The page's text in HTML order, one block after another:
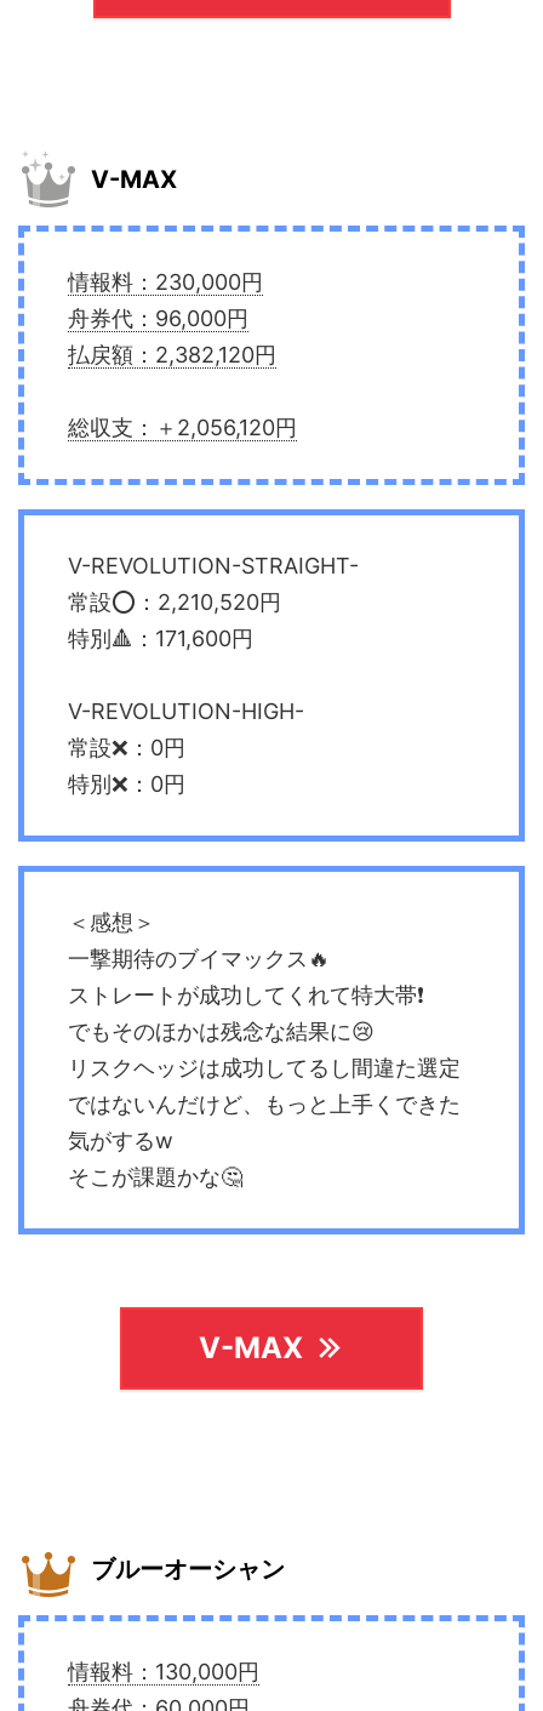
V-MAX
情報料：230,000円
舟券代：96,000円
払戻額：2,382,120円
総収支：＋2,056,120円
V-REVOLUTION-STRAIGHT-
常設⭕️：2,210,520円
特別🔺：171,600円
V-REVOLUTION-HIGH-
常設❌：0円
特別❌：0円
＜感想＞
一撃期待のブイマックス🔥
ストレートが成功してくれて特大帯❗️
でもそのほかは残念な結果に😢
リスクヘッジは成功してるし間違た選定
ではないんだけど、もっと上手くできた
気がするw
そこが課題かな🤔
V-MAX
ブルーオーシャン
情報料：130,000円